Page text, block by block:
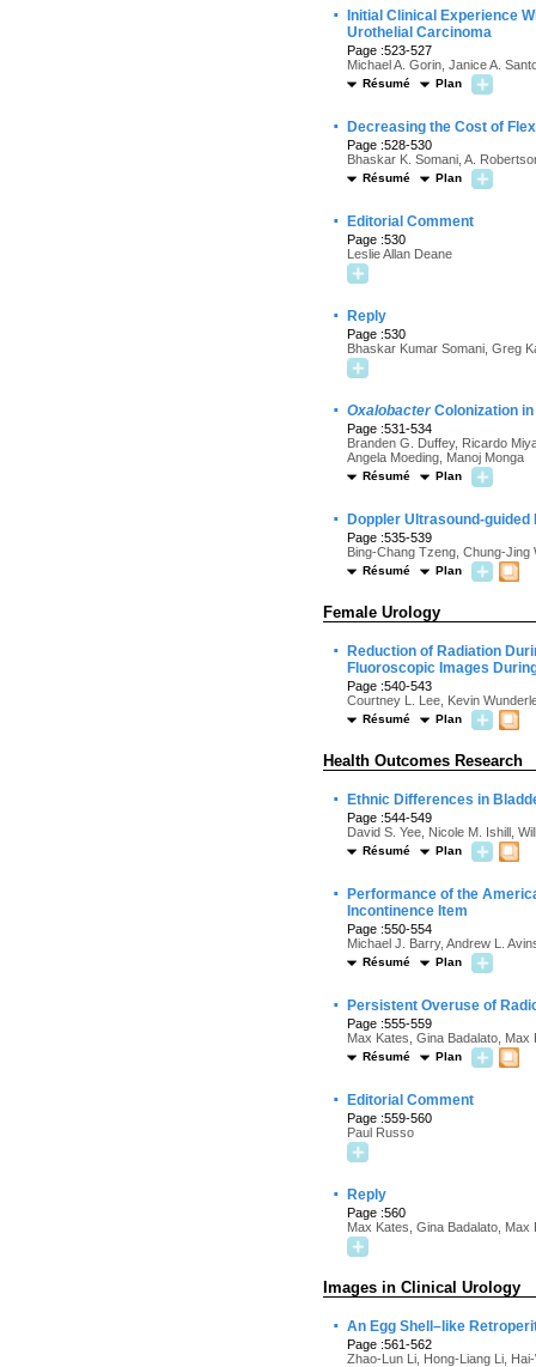
·
Initial Clinical Experience
Urothelial Carcinoma
Page :523-527
Michael A. Gorin, Janice A.
Résumé Plan
· Decreasing the Cost of
Page :528-530
Bhaskar K. Somani, A.
Résumé Plan
· Editorial Comment
Page :530
Leslie Allan Deane
· Reply
Page :530
Bhaskar Kumar Somani, Greg
· OxalobacterColonization
Page :531-534
Branden G. Duffey, Ricardo
Angela Moeding, Manoj Monga
Résumé Plan
· Doppler Ultrasound-
Page :535-539
Bing-Chang Tzeng, Chung-Jing
Résumé Plan
Female Urology
·
Reduction of Radiation
Fluoroscopic Images
Page :540-543
Courtney L. Lee, Kevin
Résumé Plan
Health Outcomes Research
· Ethnic Differences in
Page :544-549
David S. Yee, Nicole M. Ishill,
Résumé Plan
·
Performance of the
Incontinence Item
Page :550-554
Michael J. Barry, Andrew L.
Résumé Plan
· Persistent Overuse of
Page :555-559
Max Kates, Gina Badalato,
Résumé Plan
· Editorial Comment
Page :559-560
Paul Russo
· Reply
Page :560
Max Kates, Gina Badalato,
Images in Clinical Urology
· An Egg Shell–like
Page :561-562
Zhao-Lun Li, Hong-Liang Li,